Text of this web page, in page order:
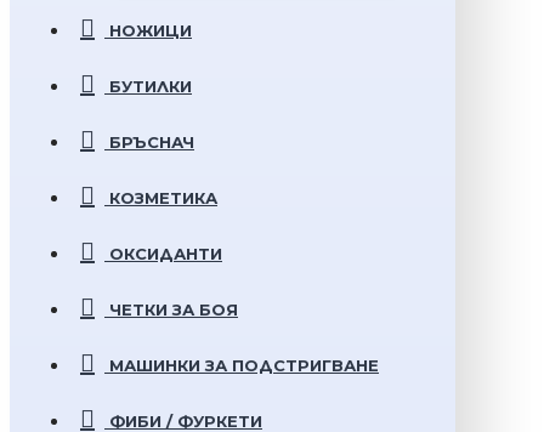
НОЖИЦИ
БУТИЛКИ
БРЪСНАЧ
КОЗМЕТИКА
ОКСИДАНТИ
ЧЕТКИ ЗА БОЯ
МАШИНКИ ЗА ПОДСТРИГВАНЕ
ФИБИ / ФУРКЕТИ